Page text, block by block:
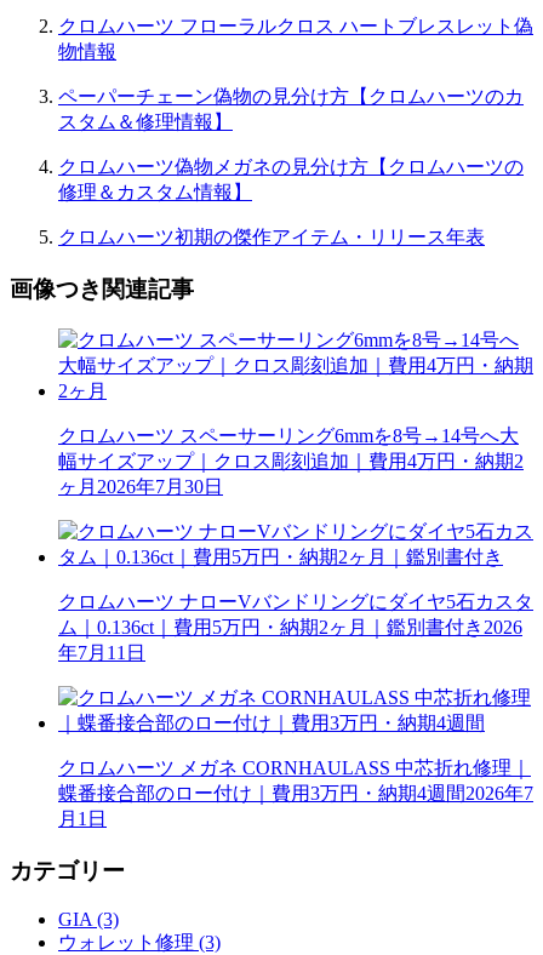
クロムハーツ フローラルクロス ハートブレスレット偽
物情報
ペーパーチェーン偽物の見分け方【クロムハーツのカ
スタム＆修理情報】
クロムハーツ偽物メガネの見分け方【クロムハーツの
修理＆カスタム情報】
クロムハーツ初期の傑作アイテム・リリース年表
画像つき関連記事
クロムハーツ スペーサーリング6mmを8号→14号へ大
幅サイズアップ｜クロス彫刻追加｜費用4万円・納期2
ヶ月 2026年7月30日
クロムハーツ ナローVバンドリングにダイヤ5石カスタ
ム｜0.136ct｜費用5万円・納期2ヶ月｜鑑別書付き 2026
年7月11日
クロムハーツ メガネ CORNHAULASS 中芯折れ修理｜
蝶番接合部のロー付け｜費用3万円・納期4週間2026年7
月1日
カテゴリー
GIA (3)
ウォレット修理 (3)